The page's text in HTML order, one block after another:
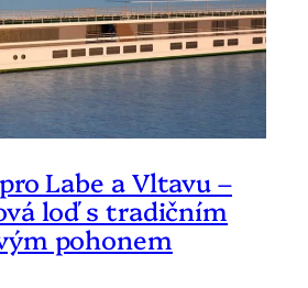
Labe a Vltavu –
loď s tradičním
pohonem